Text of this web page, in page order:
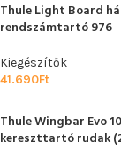
Thule Light Board
rendszámtartó 976
Kiegészítők
41.690Ft
Thule Wingbar Evo
kereszttartó rudak